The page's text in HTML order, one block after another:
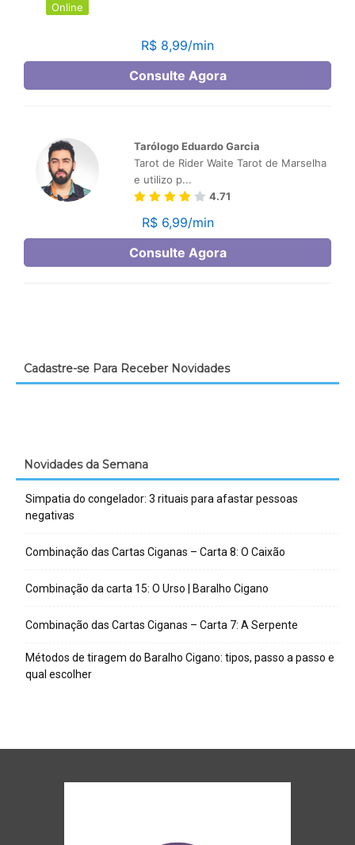
Cadastre-se Para Receber Novidades
Novidades da Semana
Simpatia do congelador: 3 rituais para afastar pessoas
negativas
Combinação das Cartas Ciganas – Carta 8: O Caixão
Combinação da carta 15: O Urso | Baralho Cigano
Combinação das Cartas Ciganas – Carta 7: A Serpente
Métodos de tiragem do Baralho Cigano: tipos, passo a passo e
qual escolher